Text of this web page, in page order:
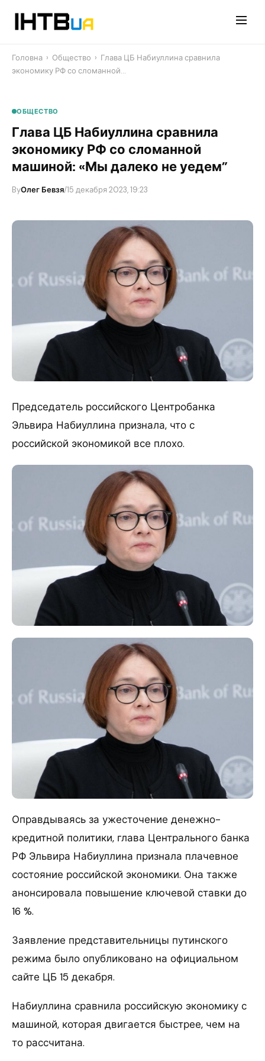
Головна › Общество › ​Глава ЦБ Набиуллина сравнила
экономику РФ со сломанной…
ОБЩЕСТВО
​Глава ЦБ Набиуллина сравнила
экономику РФ со сломанной
машиной: «Мы далеко не уедем”
ByОлег Бевзя/15 декабря 2023, 19:23
Председатель российского Центробанка
Эльвира Набиуллина признала, что с
российской экономикой все плохо.
Оправдываясь за ужесточение денежно-
кредитной политики, глава Центрального банка
РФ Эльвира Набиуллина признала плачевное
состояние российской экономики. Она также
анонсировала повышение ключевой ставки до
16 %.
Заявление представительницы путинского
режима было опубликовано на официальном
сайте ЦБ 15 декабря.
Набиуллина сравнила российскую экономику с
машиной, которая двигается быстрее, чем на
то рассчитана.